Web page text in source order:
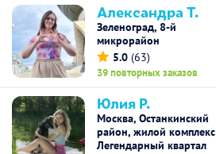
Александра Т.
Зеленоград, 8-й
микрорайон
5.0 (63)
39 повторных заказов
Юлия Р.
Москва, Останкинский
район, жилой комплекс
Легендарный квартал